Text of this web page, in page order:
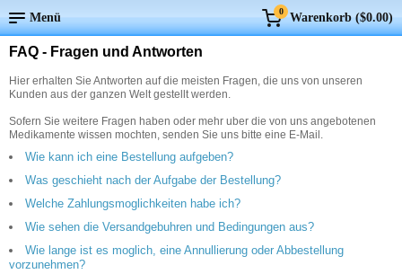
Menü 0 Warenkorb ($0.00)
FAQ - Fragen und Antworten
Hier erhalten Sie Antworten auf die meisten Fragen, die uns von unseren
Kunden aus der ganzen Welt gestellt werden.
Sofern Sie weitere Fragen haben oder mehr uber die von uns angebotenen
Medikamente wissen mochten, senden Sie uns bitte eine E-Mail.
Wie kann ich eine Bestellung aufgeben?
Was geschieht nach der Aufgabe der Bestellung?
Welche Zahlungsmoglichkeiten habe ich?
Wie sehen die Versandgebuhren und Bedingungen aus?
Wie lange ist es moglich, eine Annullierung oder Abbestellung
vorzunehmen?